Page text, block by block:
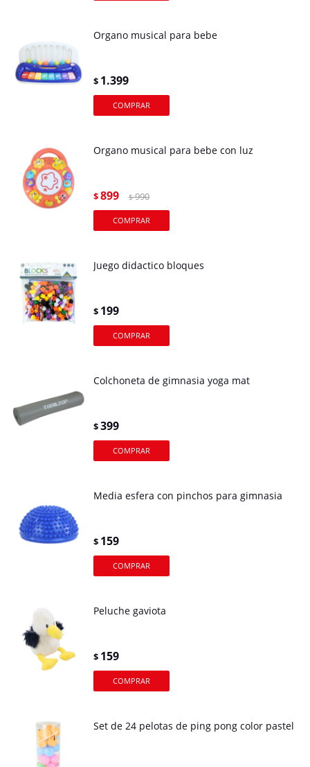
Organo musical para bebe
$ 1.399
Organo musical para bebe con luz
$899 $ 990
Juego didactico bloques
$ 199
Colchoneta de gimnasia yoga mat
$399
Media esfera con pinchos para gimnasia
$ 159
Peluche gaviota
$ 159
Set de 24 pelotas de ping pong color pastel